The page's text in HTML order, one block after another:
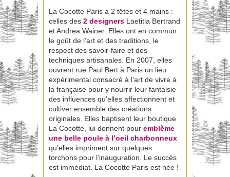
La Cocotte Paris a 2 têtes et 4 mains :
celles des 2 designers Laetitia Bertrand
et Andrea Wainer. Elles ont en commun
le goût de l’art et des traditions, le
respect des savoir-faire et des
techniques artisanales. En 2007, elles
ouvrent rue Paul Bert à Paris un lieu
expérimental consacré à l’art de vivre à
la française pour y nourrir leur fantaisie
des influences qu’elles affectionnent et
cultiver ensemble des créations
originales. Elles baptisent leur boutique
La Cocotte, lui donnent pour emblème
une belle poule à l’oeil charbonneux
qu’elles impriment sur quelques
torchons pour l’inauguration. Le succès
est immédiat. La Cocotte Paris est née !